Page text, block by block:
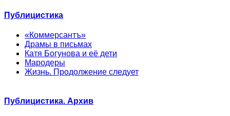
Публицистика
«Коммерсантъ»
Драмы в письмах
Катя Богунова и её дети
Мародеры
Жизнь. Продолжение следует
Публицистика. Архив